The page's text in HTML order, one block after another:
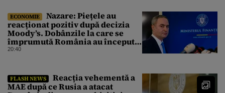
ECONOMIE
Nazare: Piețele au
reacționat pozitiv după decizia
Moody’s. Dobânzile la care se
împrumută România au început
să scadă
20:40
FLASH NEWS
Reacția vehementă a
MAE după ce Rusia a atacat